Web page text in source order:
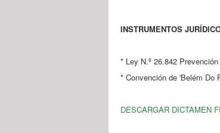
INSTRUMENTOS
* Ley N.º 26.842
* Convención de 'Belém Do
DESCARGAR DICTAMEN